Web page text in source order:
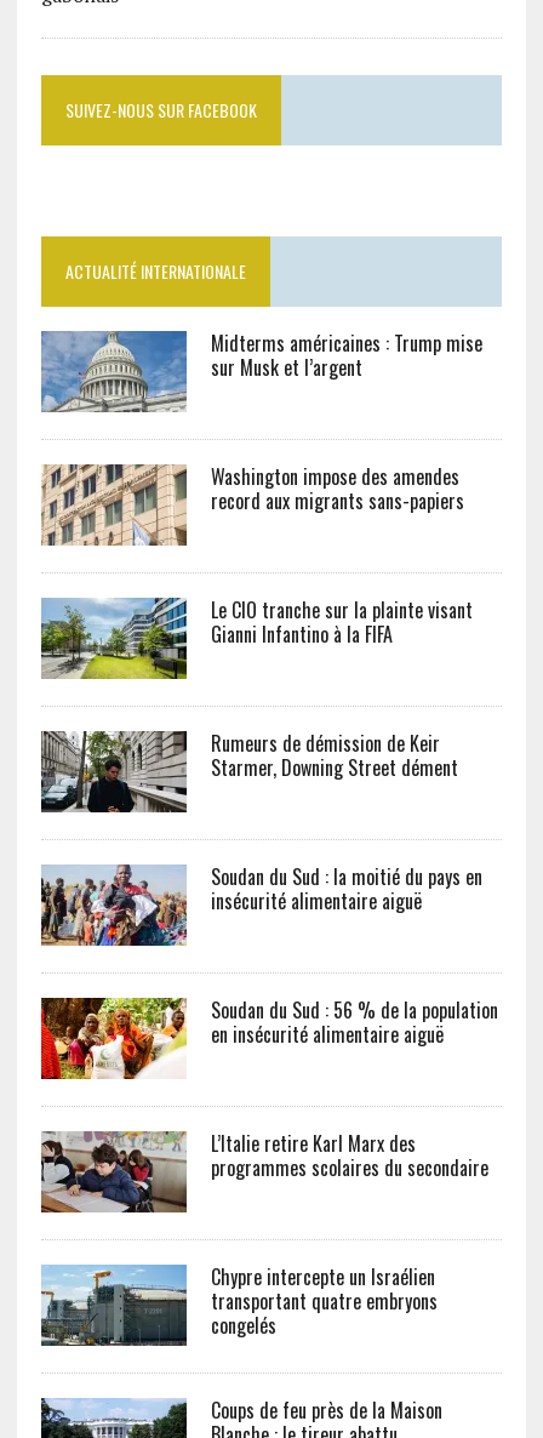
SUIVEZ-NOUS SUR FACEBOOK
ACTUALITÉ INTERNATIONALE
Midterms américaines : Trump mise
sur Musk et l’argent
Washington impose des amendes
record aux migrants sans-papiers
Le CIO tranche sur la plainte visant
Gianni Infantino à la FIFA
Rumeurs de démission de Keir
Starmer, Downing Street dément
Soudan du Sud : la moitié du pays en
insécurité alimentaire aiguë
Soudan du Sud : 56 % de la population
en insécurité alimentaire aiguë
L’Italie retire Karl Marx des
programmes scolaires du secondaire
Chypre intercepte un Israélien
transportant quatre embryons
congelés
Coups de feu près de la Maison